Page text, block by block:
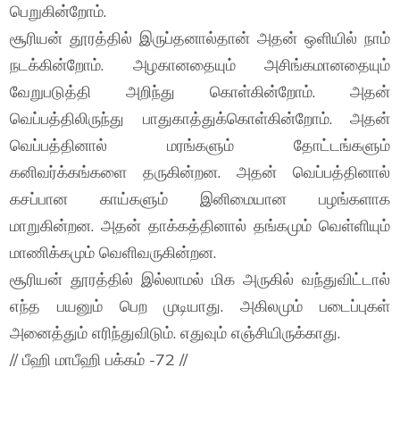
பெறுகின்றோம்.
சூரியன் தூரத்தில் இருப்தனால்தான் அதன் ஒளியில் நாம்
நடக்கின்றோம். அழகானதையும் அசிங்கமானதையும்
வேறுபடுத்தி அறிந்து கொள்கின்றோம். அதன்
வெப்பத்திலிருந்து பாதுகாத்துக்கொள்கின்றோம். அதன்
வெப்பத்தினால் மரங்களும் தோட்டங்களும்
கனிவர்க்கங்களை தருகின்றன. அதன் வெப்பத்தினால்
கசப்பான காய்களும் இனிமையான பழங்களாக
மாறுகின்றன. அதன் தாக்கத்தினால் தங்கமும் வெள்ளியும்
மாணிக்கமும் வெளிவருகின்றன.
சூரியன் தூரத்தில் இல்லாமல் மிக அருகில் வந்துவிட்டால்
எந்த பயனும் பெற முடியாது. அகிலமும் படைப்புகள்
அனைத்தும் எரிந்துவிடும். எதுவும் எஞ்சியிருக்காது.
// பீஹி மாபீஹி பக்கம் -72 //